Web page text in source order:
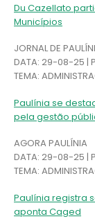
Du Cazellato
Municípios
JORNAL DE
DATA: 29-08-25 |
TEMA:
Paulínia se
pela gestão
AGORA PAULÍNIA
DATA: 29-08-25 |
TEMA:
Paulínia registra
aponta Caged